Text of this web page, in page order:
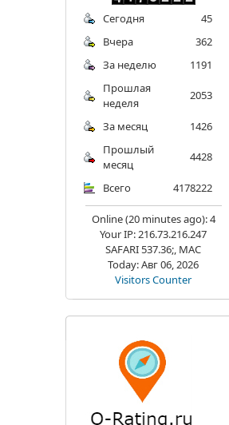
Сегодня
45
Вчера
362
За неделю
1191
Прошлая
неделя
2053
За месяц
1426
Прошлый
месяц
4428
Всего 4178222
Online (20 minutes ago): 4
Your IP: 216.73.216.247
SAFARI 537.36;, MAC
Today: Авг 06, 2026
Visitors Counter